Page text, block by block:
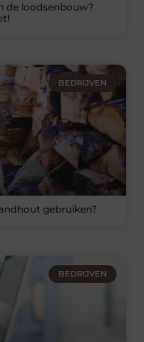
de loodsenbouw?
BEDRIJVEN
gebruiken?
BEDRIJVEN